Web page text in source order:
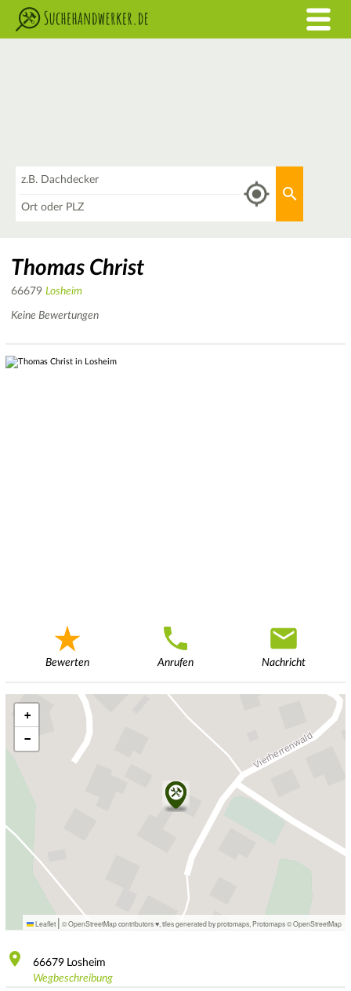
Thomas Christ
66679 Losheim
Keine Bewertungen
Bewerten Anrufen Nachricht
+
−
Leaflet | © OpenStreetMap contributors ♥, tiles generated by protomaps Protomaps©OpenStreetMap
66679 Losheim
Wegbeschreibung